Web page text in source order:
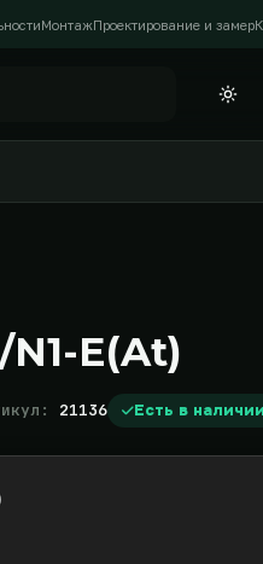
МонтажПроектирование и замер
E(At)
21136 Есть в наличии